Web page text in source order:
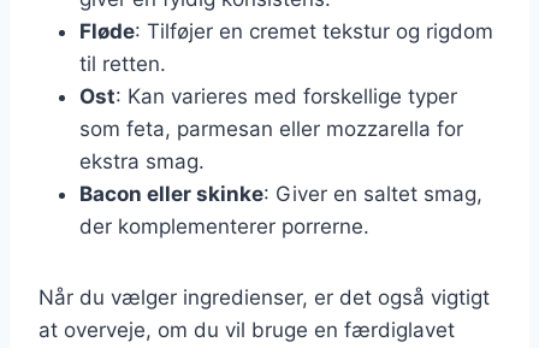
Fløde: Tilføjer en cremet tekstur og rigdom
til retten.
Ost: Kan varieres med forskellige typer
som feta, parmesan eller mozzarella for
ekstra smag.
Bacon eller skinke: Giver en saltet smag,
der komplementerer porrerne.
Når du vælger ingredienser, er det også vigtigt
at overveje, om du vil bruge en færdiglavet